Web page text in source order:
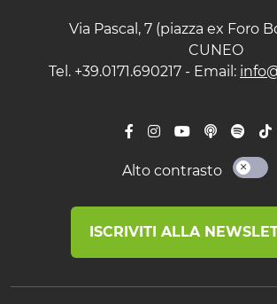
Via Pascal, 7 (piazza ex Foro
CUNEO
Tel. +39.0171.690217 - Email:
Alto contrasto
ISCRIVITI ALLA